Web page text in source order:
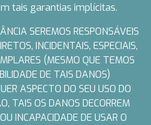
tais garantias implícitas.
SEREMOS RESPONSÁVEIS
INCIDENTAIS, ESPECIAIS,
(MESMO QUE TEMOS
DE TAIS DANOS)
ASPECTO DO SEU USO DO
TAIS OS DANOS DECORREM
INCAPACIDADE DE USAR O